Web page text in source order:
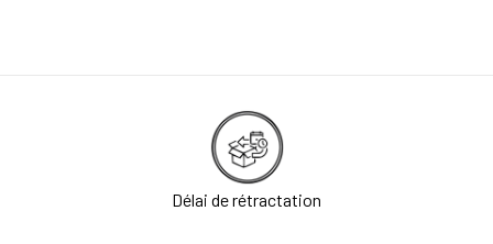
Délai de rétractation